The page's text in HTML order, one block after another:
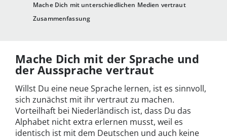
Mache Dich mit unterschiedlichen Medien vertraut
Zusammenfassung
Mache Dich mit der Sprache und
der Aussprache vertraut
Willst Du eine neue Sprache lernen, ist es sinnvoll,
sich zunächst mit ihr vertraut zu machen.
Vorteilhaft bei Niederländisch ist, dass Du das
Alphabet nicht extra erlernen musst, weil es
identisch ist mit dem Deutschen und auch keine